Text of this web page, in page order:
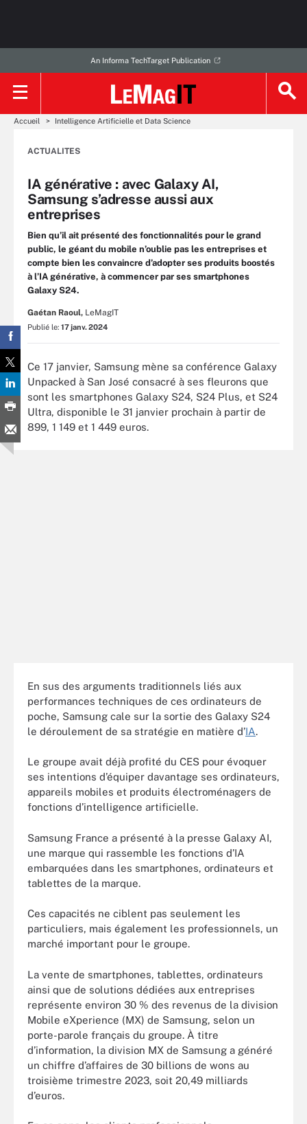
An Informa TechTarget Publication
Accueil Intelligence Artificielle et Data Science
ACTUALITES
IA générative : avec Galaxy AI,
Samsung s’adresse aussi aux
entreprises
Bien qu’il ait présenté des fonctionnalités pour le grand
public, le géant du mobile n’oublie pas les entreprises et
compte bien les convaincre d’adopter ses produits boostés
à l’IA générative, à commencer par ses smartphones
Galaxy S24.
Gaétan Raoul, LeMagIT
Publié le: 17 janv. 2024
Ce 17 janvier, Samsung mène sa conférence Galaxy
Unpacked à San José consacré à ses fleurons que
sont les smartphones Galaxy S24, S24 Plus, et S24
Ultra, disponible le 31 janvier prochain à partir de
899, 1 149 et 1 449 euros.
En sus des arguments traditionnels liés aux
performances techniques de ces ordinateurs de
poche, Samsung cale sur la sortie des Galaxy S24
le déroulement de sa stratégie en matière d’IA.
Le groupe avait déjà profité du CES pour évoquer
ses intentions d’équiper davantage ses ordinateurs,
appareils mobiles et produits électroménagers de
fonctions d’intelligence artificielle.
Samsung France a présenté à la presse Galaxy AI,
une marque qui rassemble les fonctions d’IA
embarquées dans les smartphones, ordinateurs et
tablettes de la marque.
Ces capacités ne ciblent pas seulement les
particuliers, mais également les professionnels, un
marché important pour le groupe.
La vente de smartphones, tablettes, ordinateurs
ainsi que de solutions dédiées aux entreprises
représente environ 30 % des revenus de la division
Mobile eXperience (MX) de Samsung, selon un
porte-parole français du groupe. À titre
d’information, la division MX de Samsung a généré
un chiffre d’affaires de 30 billions de wons au
troisième trimestre 2023, soit 20,49 milliards
d’euros.